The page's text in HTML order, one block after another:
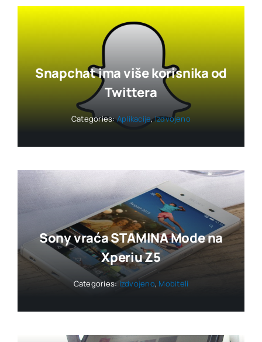
Snapchat ima više korisnika od
Twittera
Categories:Aplikacije,Izdvojeno
Sony vraća STAMINA Mode na
Xperiu Z5
Categories:Izdvojeno, Mobiteli